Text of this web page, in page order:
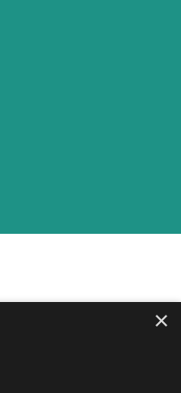
×